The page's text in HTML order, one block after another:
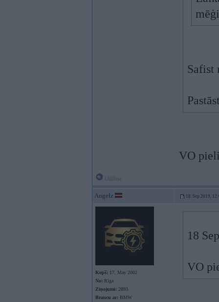
Safist
VO
Angelz 18. Sep 2019,
Kopš: 17. May 2002
No: Rīga
Ziņojumi: 2893
Braucu ar: BMW
18
VO